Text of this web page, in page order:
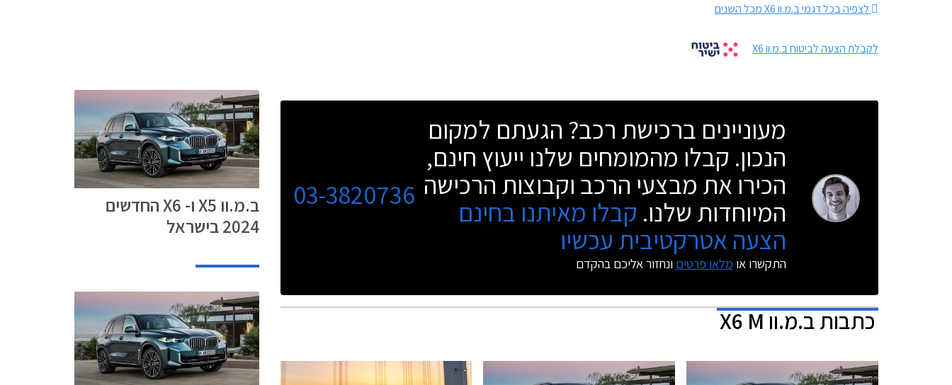
לצפיה בכל דגמי ב.מ.וו X6 מכל השנים
לקבלת הצעה לביטוח ב.מ.וו X6
מעוניינים ברכישת רכב? הגעתם למקום
הנכון. קבלו מהמומחים שלנו ייעוץ חינם,
הכירו את מבצעי הרכב וקבוצות הרכישה
המיוחדות שלנו. קבלו מאיתנו בחינם
הצעה אטרקטיבית עכשיו
התקשרו או מלאו פרטים ונחזור אליכם בהקדם
03-3820736
כתבותב.מ.וו X6 M
ב.מ.וו X5 ו- X6 החדשים
2024 בישראל